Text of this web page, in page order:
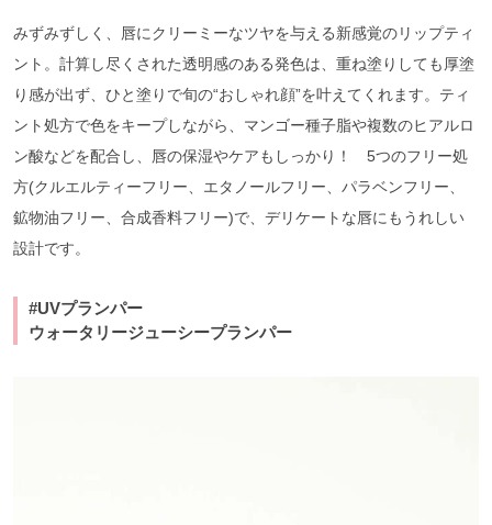
みずみずしく、唇にクリーミーなツヤを与える新感覚のリップティ
ント。計算し尽くされた透明感のある発色は、重ね塗りしても厚塗
り感が出ず、ひと塗りで旬の“おしゃれ顔”を叶えてくれます。ティ
ント処方で色をキープしながら、マンゴー種子脂や複数のヒアルロ
ン酸などを配合し、唇の保湿やケアもしっかり！ 5つのフリー処
方(クルエルティーフリー、エタノールフリー、パラベンフリー、
鉱物油フリー、合成香料フリー)で、デリケートな唇にもうれしい
設計です。
#UVプランパー
ウォータリージューシープランパー